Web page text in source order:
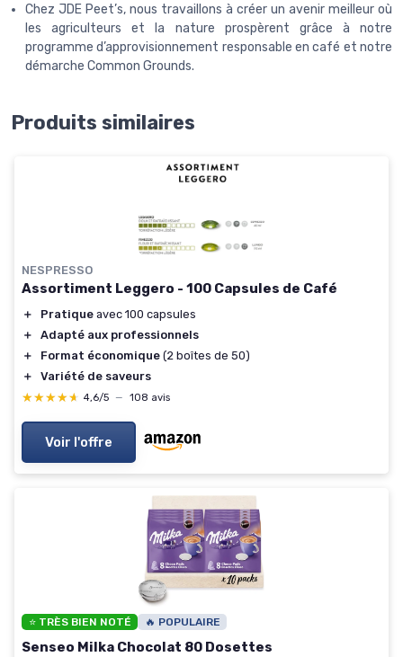
Chez JDE Peet’s, nous travaillons à créer un avenir meilleur où
les agriculteurs et la nature prospèrent grâce à notre
programme d’approvisionnement responsable en café et notre
démarche Common Grounds.
Produits similaires
NESPRESSO
Assortiment Leggero - 100 Capsules de Café
＋ Pratique avec 100 capsules
＋
Adapté aux professionnels
＋
Format économique (2 boîtes de 50)
＋
Variété de saveurs
★★★★★
★★★★★ 4,6/5 — 108 avis
Voir l'offre
⭐ TRÈS BIEN NOTÉ 🔥 POPULAIRE
Senseo Milka Chocolat 80 Dosettes